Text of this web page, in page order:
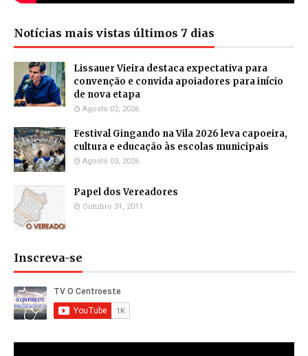
Notícias mais vistas últimos 7 dias
Lissauer Vieira destaca expectativa para
convenção e convida apoiadores para início
de nova etapa
Agosto 02, 2026
Festival Gingando na Vila 2026 leva capoeira,
cultura e educação às escolas municipais
Agosto 03, 2026
Papel dos Vereadores
Outubro 31, 2011
Inscreva-se